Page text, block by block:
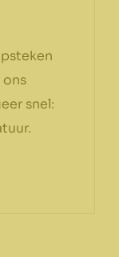
ons
snel: